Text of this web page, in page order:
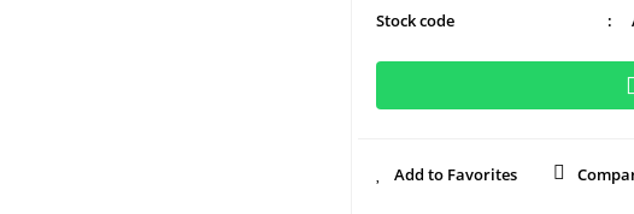
Stock code